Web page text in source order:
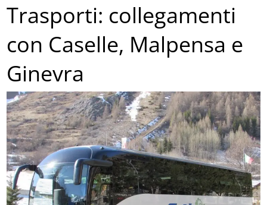
Trasporti: collegamenti
con Caselle, Malpensa e
Ginevra